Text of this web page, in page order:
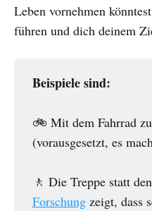
Leben vornehmen
führen und dich deinem
Beispiele sind:
🚲 Mit dem Fahrrad
(vorausgesetzt, es
🚶 Die Treppe statt
Forschungzeigt, dass